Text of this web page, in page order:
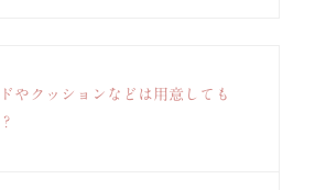
やクッションなどは用意しても